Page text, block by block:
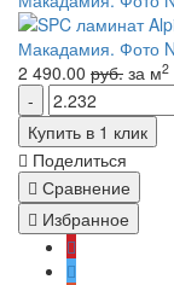
2 490.00 руб. за м2
Купить в 1 клик
Поделиться
Сравнение
Избранное